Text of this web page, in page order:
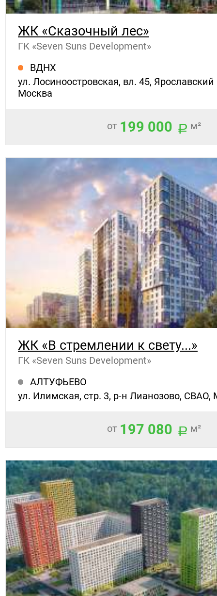
ЖК «Сказочный лес»
ГК «Seven Suns Development»
ВДНХ
ул. Лосиноостровская, вл. 45,
Москва
от 199 000 м²
ЖК «В стремлении к свету...»
ГК «Seven Suns Development»
АЛТУФЬЕВО
ул. Илимская, стр. 3, р-н Лианозово, СВАО,
от 197 080 м²